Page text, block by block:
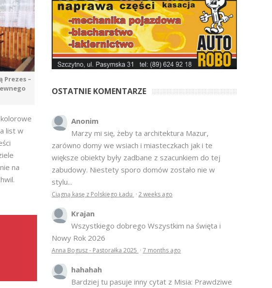
Prezes –
list w
na
OSTATNIE KOMENTARZE
Anonim
Marzy mi się, żeby ta architektura Mazur,
zarówno domy we wsiach i miasteczkach jak i te
większe obiekty były zadbane z szacunkiem do tej
zabudowy. Niestety sporo domów zostało nie w
stylu...
Ciągną kasę z Polskiego Ładu · 2 weeks ago
Krajan
Wszystkiego dobrego Wszystkim na święta i
Nowy Rok 2026
Anna Bogusz - Pastorałka 2025 · 7 months ago
hahahah
Bardziej tu pasuje inny cytat z Misia: Prawdziwe